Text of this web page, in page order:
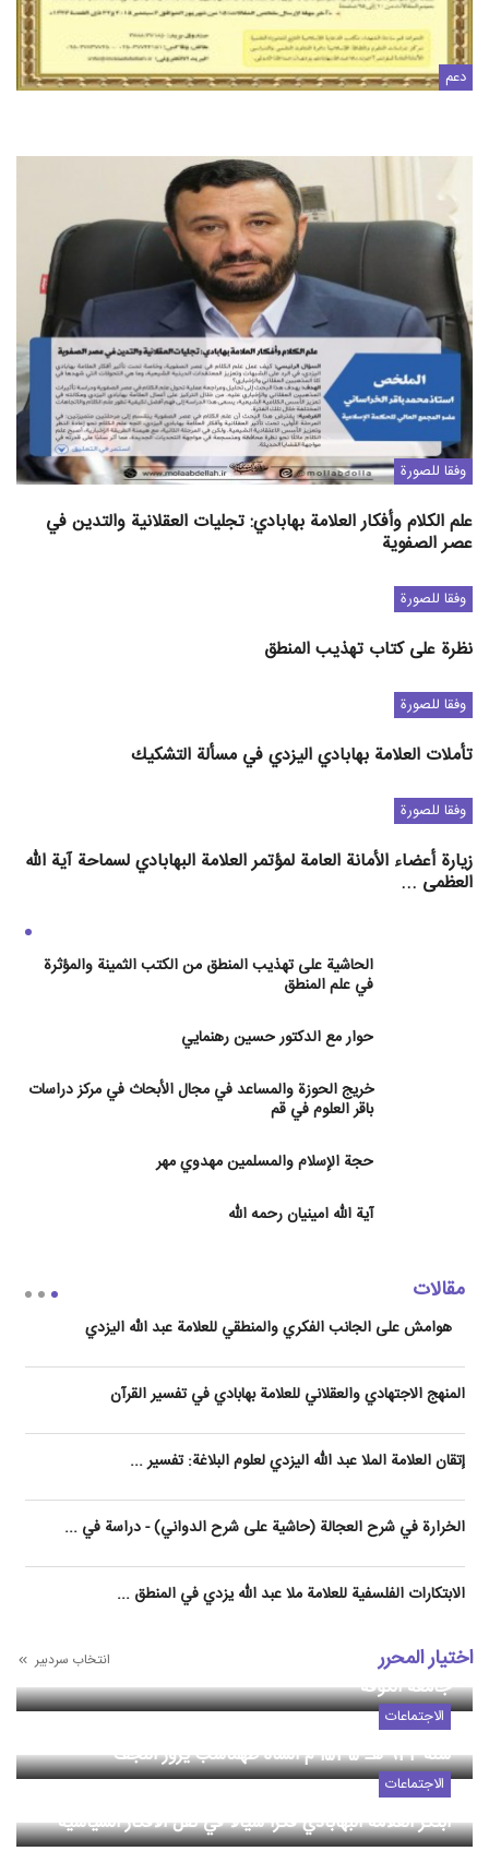
دعم
وفقا للصورة
علم الكلام وأفكار العلامة بهابادي: تجليات العقلانية والتدين في
عصر الصفوية
وفقا للصورة
نظرة على كتاب تهذيب المنطق
وفقا للصورة
تأملات العلامة بهابادي اليزدي في مسألة التشكيك
وفقا للصورة
زيارة أعضاء الأمانة العامة لمؤتمر العلامة البهابادي لسماحة آية الله
العظمى ...
الحاشية على تهذيب المنطق من الكتب الثمينة والمؤثرة
في علم المنطق
حوار مع الدكتور حسين رهنمايي
خريج الحوزة والمساعد في مجال الأبحاث في مركز دراسات
باقر العلوم في قم
حجة الإسلام والمسلمين مهدوي مهر
آية الله امينيان رحمه الله
مقالات
هوامش على الجانب الفكري والمنطقي للعلامة عبد الله اليزدي
المنهج الاجتهادي والعقلاني للعلامة بهابادي في تفسير القرآن
إتقان العلامة الملا عبد الله الیزدي لعلوم البلاغة: تفسير ...
الخرارة في شرح العجالة (حاشية على شرح الدواني) - دراسة في ...
الابتكارات الفلسفية للعلامة ملا عبد الله يزدي في المنطق ...
اختيار المحرر انتخاب سردبیرعقد اتفاق مشترک بین الأمانة العامة للمؤتمر الدولی و
جامعة الکوفه
الاجتماعات
سنة 942 هـ-1535 م الشاه طهماسب يزور النجف‌
الاجتماعات
ابتكر العلامة البهابادي فكرًا سيّالًا في نقل الأفكار السياسية